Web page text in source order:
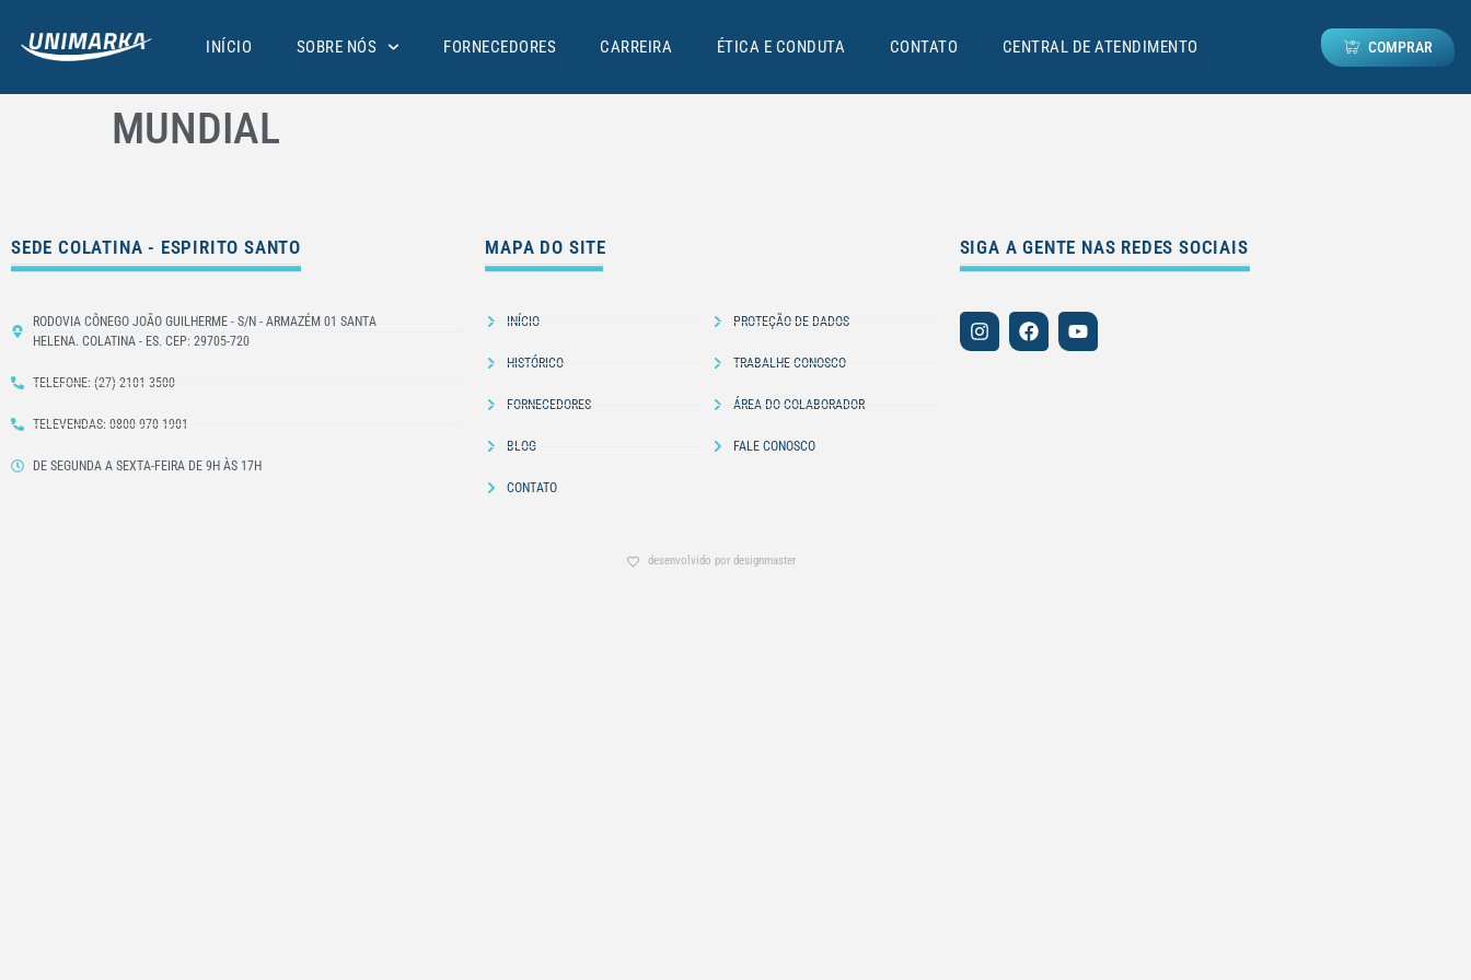
INÍCIO SOBRE NÓS FORNECEDORES CARREIRA ÉTICA E CONDUTA CONTATO CENTRAL DE ATENDIMENTO COMPRAR
MUNDIAL
SEDE COLATINA - ESPIRITO SANTO
RODOVIA CÔNEGO JOÃO GUILHERME - S/N - ARMAZÉM 01 SANTA
HELENA. COLATINA - ES. CEP: 29705-720
TELEFONE: (27) 2101-3500
TELEVENDAS: 0800 970 1901
DE SEGUNDA A SEXTA-FEIRA DE 9H ÀS 17H
MAPA DO SITE
INÍCIO
HISTÓRICO
FORNECEDORES
BLOG
CONTATO
PROTEÇÃO DE DADOS
TRABALHE CONOSCO
ÁREA DO COLABORADOR
FALE CONOSCO
SIGA A GENTE NAS REDES SOCIAIS
desenvolvido por designmaster